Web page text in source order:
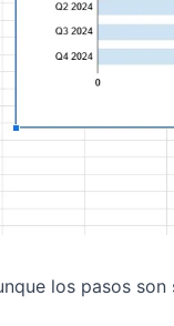
los pasos